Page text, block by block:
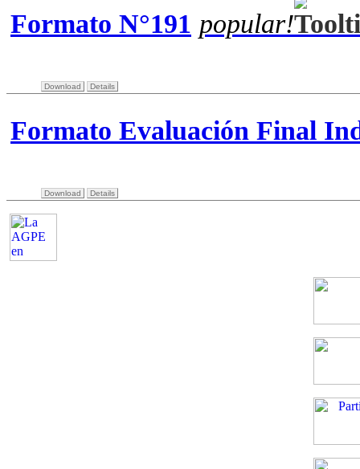
Formato N°191 popular!
Download Details
Formato Evaluación Final
Download Details